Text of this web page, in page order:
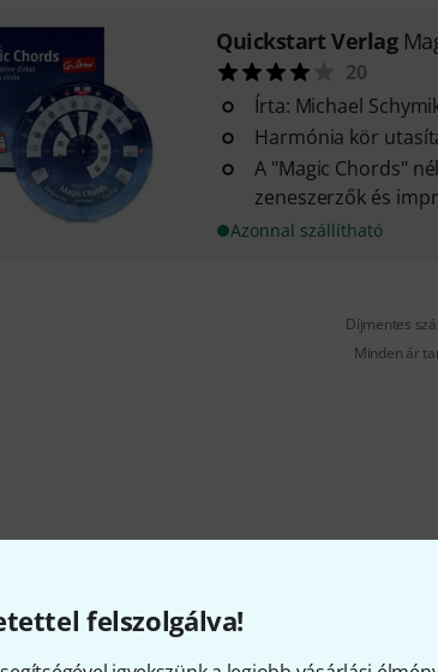
felszolgálva!
Quickstart Verlag
20
Írta: Michael
Harmónia kör
A "Magic Chords"
zeneszerzők és
Azonnal szállítható
Díjmentes
Minden ár
Tetszik, amit látsz?